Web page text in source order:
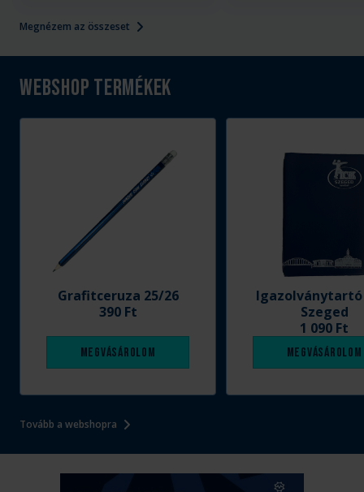
Megnézem az összeset
Webshop termékek
Tovább a webshopra
Grafitceruza 25/26
390 Ft
Megvásárolom
Szeged
1 090 Ft
Megvásárolom